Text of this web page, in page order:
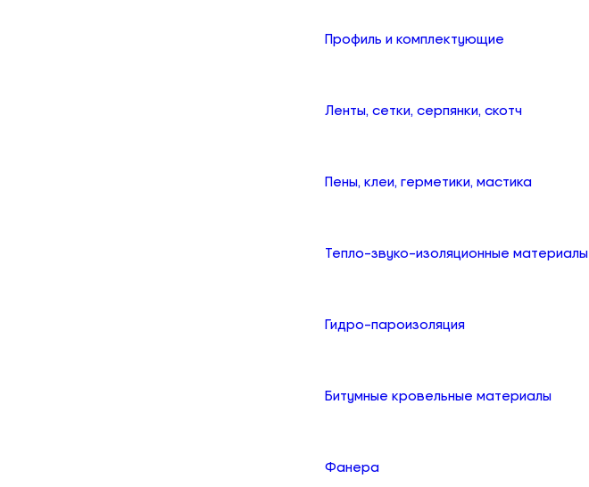
Профиль и комплектующие
Ленты, сетки, серпянки, скотч
Пены, клеи, герметики, мастика
Тепло-звуко-изоляционные материалы
Гидро-пароизоляция
Битумные кровельные материалы
Фанера